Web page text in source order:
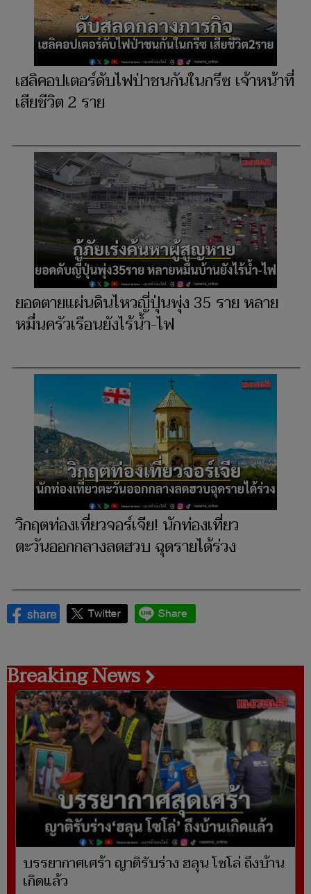
เฮลิคอปเตอร์ดับไฟป่าชนกันในกรีซ เจ้าหน้าที่
เสียชีวิต 2 ราย
ยอดตายแผ่นดินไหวญี่ปุ่นพุ่ง 35 ราย หลาย
หมื่นครัวเรือนยังไร้น้ำ-ไฟ
วิกฤตท่องเที่ยวจอร์เจีย! นักท่องเที่ยว
ตะวันออกกลางลดฮวบ ฉุดรายได้ร่วง
Breaking News
บรรยากาศเศร้า ญาติรับร่าง ฮลุน โซโล่ ถึงบ้าน
เกิดแล้ว